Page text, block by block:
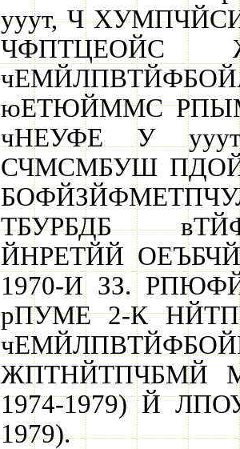
ууут, Ч
ЧФПТЦЕОЙС
юЕТЮЙММС
чНЕУФЕ У
СЧМСМБУШ
ТБУРБДБ
ЙНРЕТЙЙ
1970-И ЗЗ.
рПУМЕ 2-К
ЖПТНЙТПЧБМЙ
1974-1979) Й
1979).